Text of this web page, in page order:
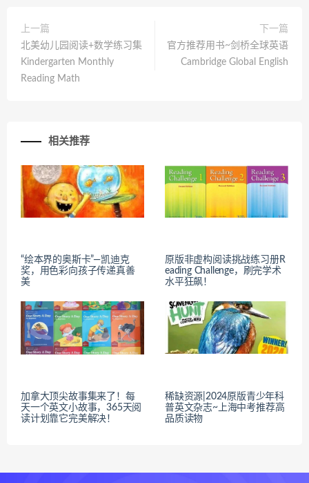
上一篇
北美幼儿园阅读+数学练习集
Kindergarten Monthly
Reading Math
下一篇
官方推荐用书~剑桥全球英语
Cambridge Global English
相关推荐
“绘本界的奥斯卡”—凯迪克
奖，用色彩向孩子传递真善
美
原版非虚构阅读挑战练习册R
eading Challenge，刷完学术
水平狂飙！
加拿大顶尖故事集来了！每
天一个英文小故事，365天阅
读计划靠它完美解决！
稀缺资源|2024原版青少年科
普英文杂志~上海中考推荐高
品质读物